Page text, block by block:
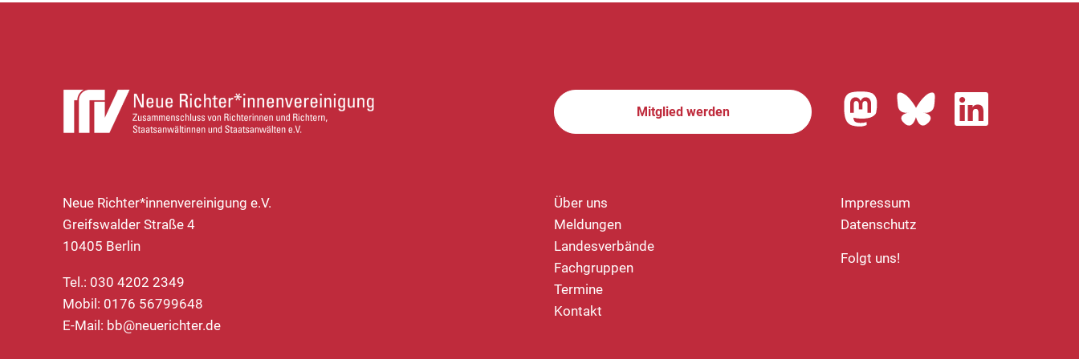
Mitglied werden
Neue Richter*innenvereinigung e.V.
Greifswalder Straße 4
10405 Berlin
Tel.: 030 4202 2349
Mobil: 0176 56799648
E-Mail: bb@neuerichter.de
Über uns
Meldungen
Landesverbände
Fachgruppen
Termine
Kontakt
Impressum
Datenschutz
Folgt uns!